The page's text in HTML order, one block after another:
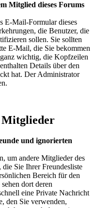
Mitglied dieses Forums
E-Mail-Formular dieses
die Benutzer, die
sollen. Sie sollten
E-Mail, die Sie bekommen
wichtig, die Kopfzeilen
Details über den
hat. Der Administrator
Mitglieder
und ignorierten
um andere Mitglieder des
Sie Ihrer Freundesliste
Bereich für den
dort deren
eine Private Nachricht
den Sie verwenden,